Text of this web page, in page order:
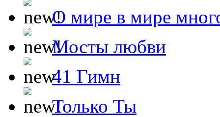
О мире в мире
Мосты любви
41 Гимн
Только Ты